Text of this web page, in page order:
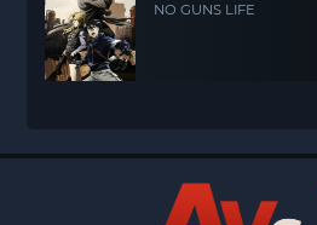
NO GUNS LIFE